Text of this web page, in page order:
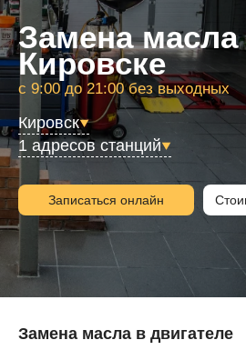
Замена масла
Кировске
с 9:00 до 21:00 без выходных
Кировск
1 адресов станций
Записаться онлайн
Замена масла в двигателе